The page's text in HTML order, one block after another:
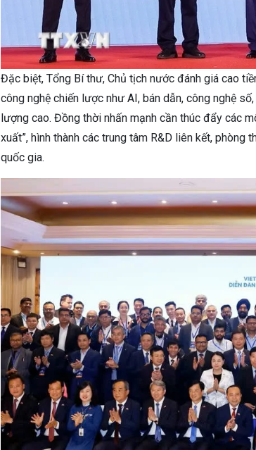
Đặc biệt, Tổng Bí thư, Chủ tịch nước đánh giá cao
công nghệ chiến lược như AI, bán dẫn, công nghệ
lượng cao. Đồng thời nhấn mạnh cần thúc đẩy các
xuất”, hình thành các trung tâm R&D liên kết, phòng
quốc gia.